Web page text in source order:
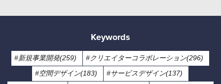
Keywords
#新規事業開発(259)
#クリエイターコラボレーション(296)
#空間デザイン(183)
#サービスデザイン(137)